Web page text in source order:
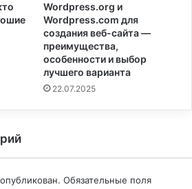
Wordpress.org и
Wordpress.com для
создания веб-сайта —
преимущества,
особенности и выбор
лучшего варианта
22.07.2025
Обязательные поля